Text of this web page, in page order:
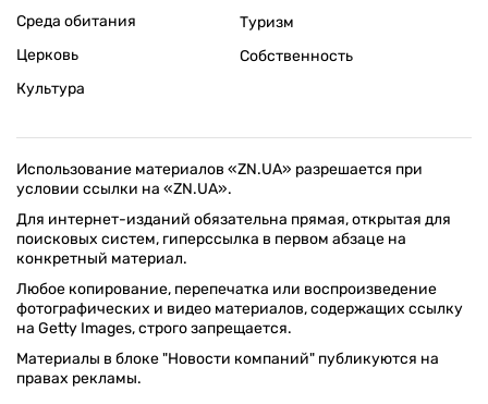
Среда обитания
Церковь
Культура
Туризм
Собственность
Использование материалов «ZN.UA» разрешается при
условии ссылки на «ZN.UA».
Для интернет-изданий обязательна прямая, открытая для
поисковых систем, гиперссылка в первом абзаце на
конкретный материал.
Любое копирование, перепечатка или воспроизведение
фотографических и видео материалов, содержащих ссылку
на Getty Images, строго запрещается.
Материалы в блоке "Новости компаний" публикуются на
правах рекламы.